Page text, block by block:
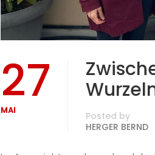
27
MAI
Posted by
HERGER BERND